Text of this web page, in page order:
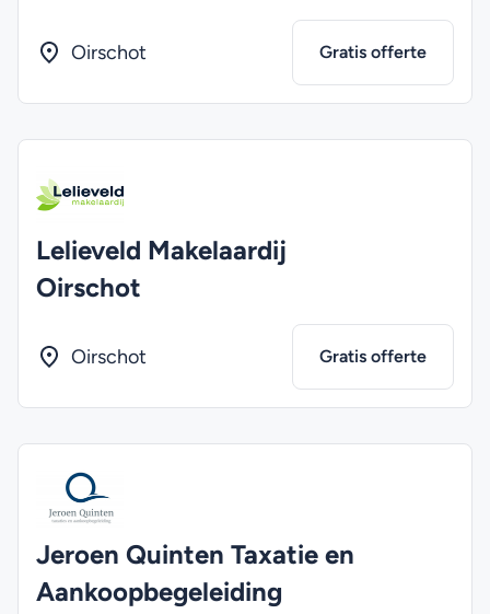
Oirschot Gratis offerte
Lelieveld Makelaardij
Oirschot
Oirschot Gratis offerte
Jeroen Quinten Taxatie en
Aankoopbegeleiding